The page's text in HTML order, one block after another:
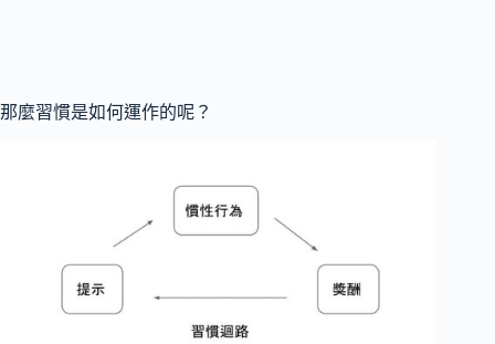
那麼習慣是如何運作的呢？